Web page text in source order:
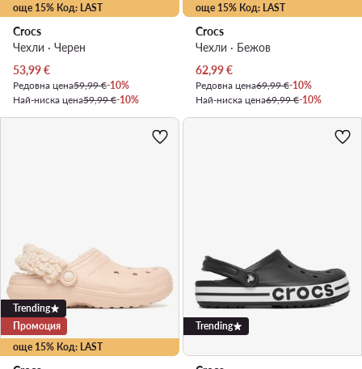
още 15% Код: LAST
Crocs
Чехли · Черен
Актуална цена
53,99€
Редовна цена59,99 €-10%
Най-ниска цена59,99 €-10%
още 15% Код: LAST
Crocs
Чехли · Бежов
Актуална цена
62,99€
Редовна цена69,99 €-10%
Най-ниска цена69,99 €-10%
още 15% Код: LAST
Trending
Промоция
Trending